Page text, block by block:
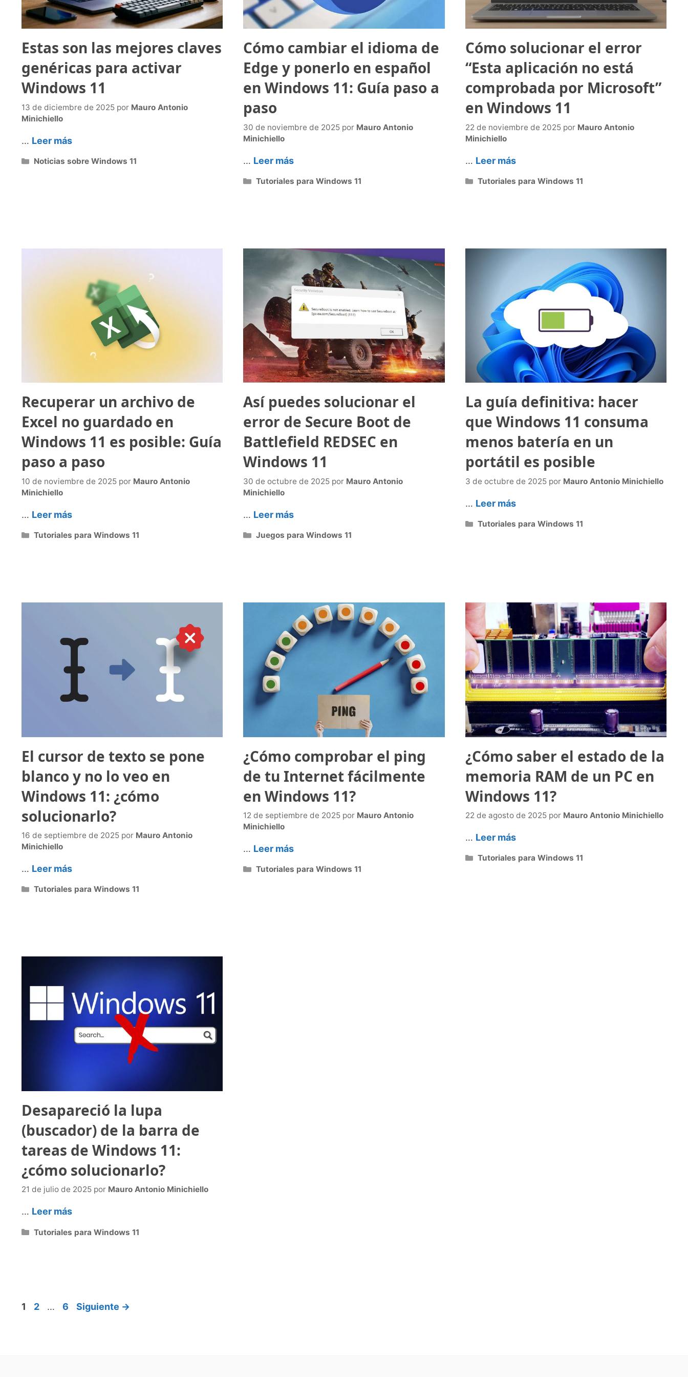
Estas son las mejores claves
genéricas para activar
Windows 11
13 de diciembre de 2025 por Mauro Antonio
Minichiello
… Leer más
Categorías
Noticias sobre Windows 11
Cómo cambiar el idioma de
Edge y ponerlo en español
en Windows 11: Guía paso a
paso
30 de noviembre de 2025 por Mauro Antonio
Minichiello
… Leer más
Categorías
Tutoriales para Windows 11
Cómo solucionar el error
“Esta aplicación no está
comprobada por Microsoft”
en Windows 11
22 de noviembre de 2025 por Mauro Antonio
Minichiello
… Leer más
Categorías
Tutoriales para Windows 11
Recuperar un archivo de
Excel no guardado en
Windows 11 es posible: Guía
paso a paso
10 de noviembre de 2025 por Mauro Antonio
Minichiello
… Leer más
Categorías
Tutoriales para Windows 11
Así puedes solucionar el
error de Secure Boot de
Battlefield REDSEC en
Windows 11
30 de octubre de 2025 por Mauro Antonio
Minichiello
… Leer más
Categorías
Juegos para Windows 11
La guía definitiva: hacer
que Windows 11 consuma
menos batería en un
portátil es posible
3 de octubre de 2025 por Mauro Antonio Minichiello
… Leer más
Categorías
Tutoriales para Windows 11
El cursor de texto se pone
blanco y no lo veo en
Windows 11: ¿cómo
solucionarlo?
16 de septiembre de 2025 por Mauro Antonio
Minichiello
… Leer más
Categorías
Tutoriales para Windows 11
¿Cómo comprobar el ping
de tu Internet fácilmente
en Windows 11?
12 de septiembre de 2025 por Mauro Antonio
Minichiello
… Leer más
Categorías
Tutoriales para Windows 11
¿Cómo saber el estado de la
memoria RAM de un PC en
Windows 11?
22 de agosto de 2025 por Mauro Antonio Minichiello
… Leer más
Categorías
Tutoriales para Windows 11
Desapareció la lupa
(buscador) de la barra de
tareas de Windows 11:
¿cómo solucionarlo?
21 de julio de 2025 por Mauro Antonio Minichiello
… Leer más
Categorías
Tutoriales para Windows 11
Página
1 Página
2 … Página
6 Siguiente →